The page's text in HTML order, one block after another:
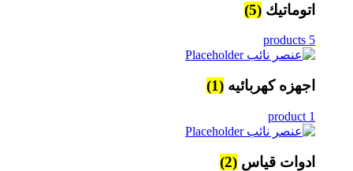
اتوماتيك (5)
5 products
اجهزه كهربائيه (1)
1 product
ادوات قياس (2)